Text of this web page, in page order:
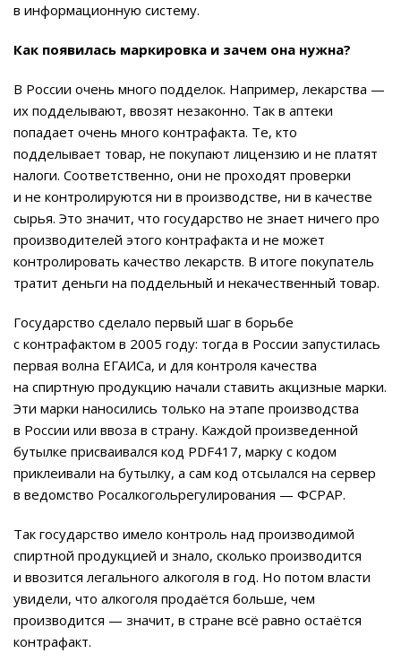
в информационную систему.
Как появилась маркировка и зачем она нужна?
В России очень много подделок. Например, лекарства —
их подделывают, ввозят незаконно. Так в аптеки
попадает очень много контрафакта. Те, кто
подделывает товар, не покупают лицензию и не платят
налоги. Соответственно, они не проходят проверки
и не контролируются ни в производстве, ни в качестве
сырья. Это значит, что государство не знает ничего про
производителей этого контрафакта и не может
контролировать качество лекарств. В итоге покупатель
тратит деньги на поддельный и некачественный товар.
Государство сделало первый шаг в борьбе
с контрафактом в 2005 году: тогда в России запустилась
первая волна ЕГАИСа, и для контроля качества
на спиртную продукцию начали ставить акцизные марки.
Эти марки наносились только на этапе производства
в России или ввоза в страну. Каждой произведенной
бутылке присваивался код PDF417, марку с кодом
приклеивали на бутылку, а сам код отсылался на сервер
в ведомство Росалкогольрегулирования — ФСРАР.
Так государство имело контроль над производимой
спиртной продукцией и знало, сколько производится
и ввозится легального алкоголя в год. Но потом власти
увидели, что алкоголя продаётся больше, чем
производится — значит, в стране всё равно остаётся
контрафакт.